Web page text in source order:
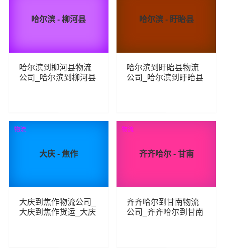
哈尔滨 - 柳河县
哈尔滨到柳河县物流
公司_哈尔滨到柳河县
142 查看详细
哈尔滨 - 盱眙县
哈尔滨到盱眙县物流
公司_哈尔滨到盱眙县
214 查看详细
大庆 - 焦作
大庆到焦作物流公司_
大庆到焦作货运_大庆
物流
齐齐哈尔 - 甘南
齐齐哈尔到甘南物流
公司_齐齐哈尔到甘南
物流